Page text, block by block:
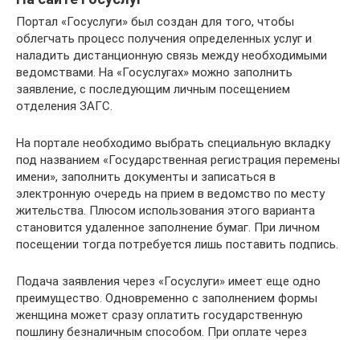
Портал «Госуслуги» был создан для того, чтобы
облегчать процесс получения определенных услуг и
наладить дистанционную связь между необходимыми
ведомствами. На «Госуслугах» можно заполнить
заявление, с последующим личным посещением
отделения ЗАГС.
На портале необходимо выбрать специальную вкладку
под названием «Государственная регистрация перемены
имени», заполнить документы и записаться в
электронную очередь на прием в ведомство по месту
жительства. Плюсом использования этого варианта
становится удаленное заполнение бумаг. При личном
посещении тогда потребуется лишь поставить подпись.
Подача заявления через «Госуслуги» имеет еще одно
преимущество. Одновременно с заполнением формы
женщина может сразу оплатить государственную
пошлину безналичным способом. При оплате через